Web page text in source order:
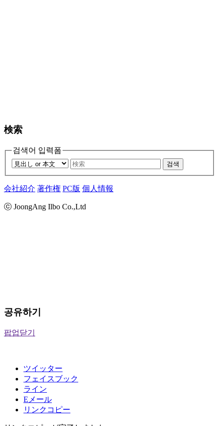
検索
검색어 입력폼
검색
会社紹介 著作権 PC版 個人情報
ⓒ JoongAng Ilbo Co.,Ltd
공유하기
팝업닫기
ツイッター
フェイスブック
ライン
Eメール
リンクコピー